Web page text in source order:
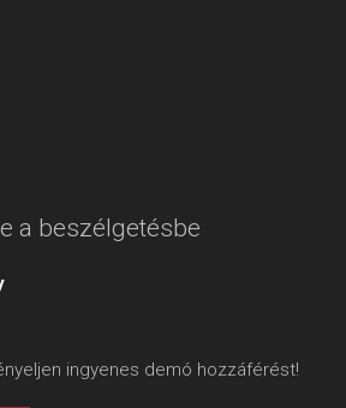
a beszélgetésbe
ingyenes demó hozzáférést!